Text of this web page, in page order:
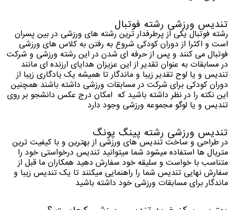
تندیس ورزشی رشته فوتبال
رشته فوتبال یکی از پرطرفدار ترین رشته های ورزشی در بین پسران
است و اکثرا از دوران کودکی شروع به رفتن به کلاس های ورزشی
فوتبال می کنند و پس از حرفه ای شدن در این رشته ورزشی و شرکت
در مسابقات به عنوان تقدیر از این عزیزان هدایای ارزنده ای مانند
تندیس و یا لوح تقدیر زیبا و ماندگار تا همیشه یک یادگاری زیبا از
دوران کودکی برای شرکت در مسابقات ورزشی داشته باشند همچنین
این نکته را در نظر داشته باشید که امکان درج عکس دانشجو بر روی
تندیس و یا لوگو مجموعه ورزشی وجود دارد
تندیس ورزشی رشته پینگ پونگ
در طراحی و ساخت تندیس های ورزشی از بهترین و با کیفیت ترین
متریال ها استفاده میشود شما میتوانید تندیس درخواستی خود را
متناسب با خواست و سلیقه خود سفارش دهید همکاران ما قبل از
سفارش نهایی تندیس شما را راهنمایی میکنند تا یک تندیس زیبا و
ماندگار برای مسابقات ورزشی خود داشته باشید